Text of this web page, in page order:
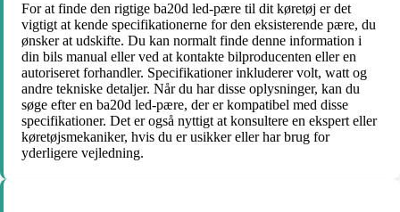
For at finde den rigtige ba20d led-pære til dit køretøj er det
vigtigt at kende specifikationerne for den eksisterende pære, du
ønsker at udskifte. Du kan normalt finde denne information i
din bils manual eller ved at kontakte bilproducenten eller en
autoriseret forhandler. Specifikationer inkluderer volt, watt og
andre tekniske detaljer. Når du har disse oplysninger, kan du
søge efter en ba20d led-pære, der er kompatibel med disse
specifikationer. Det er også nyttigt at konsultere en ekspert eller
køretøjsmekaniker, hvis du er usikker eller har brug for
yderligere vejledning.